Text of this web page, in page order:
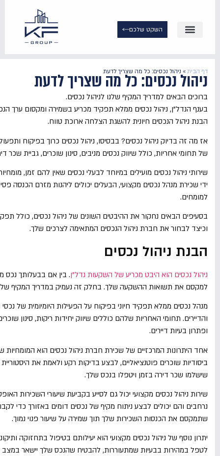
השקט שלכם
דף הבית» ניהול נכסים: כל מה שצריך לדעת
ניהול נכסים: כל מה שצריך לדעת
ברוכים הבאים למדריך המקיף שלנו לניהול נכסים.
בענף הנדל"ן, ניהול נכסים ממלא תפקיד מכריע בשמירה ומקסום ערך
הבנת ניהול הנכסים חיונית להשגת הצלחה ארוכת טווח.
אז מה זה בדיוק ניהול נכסים? בבסיסו, ניהול נכסים כרוך בפיקוח
של תחומי אחריות, כולל שיווק נכסים מניבים, סינון שוכרים, גביית
שירותי ניהול נכסים מועילים במיוחד לבעלי נכסים שאין להם זמן,
ידי שכירת מנהל נכסים מקצועי, הבעלים יכולים ליהנות מזרם הכנסה
למומחים.
בסעיפים הבאים נחקור את ההיבטים השונים של ניהול נכסים, כולל
וכיצד לבחור את חברת ניהול הנכסים המתאימה לצרכים שלך.
הבנת ניהול נכסים
ניהול נכסים הוא היבט מכריע של השקעות נדל"ן. בין אם בבעלותך נכס
למקסם את תשואות ההשקעה שלך. בחלק זה נעמיק במדריך המקיף של
מנהל נכסים ממלא תפקיד חיוני בפיקוח על הפעילות היומיומית של
והדיירים. תחומי האחריות שלהם כוללים שיווק יחידות ריקות, סינון
ופתרון בעיות דיירים.
אחד היתרונות המרכזיים של שכירת חברת ניהול נכסים הוא המומחיות
ביסודיות שוכרים פוטנציאליים, לבצע בדיקות רקע ולאמת את
שישלמו שכר דירה בזמן ויטפלו בנכס שלך.
שירות ניהול נכסים מקצועי יכול גם לסייע בקביעת שיעורי השכירות
נרחבים והם יכולים לבצע ניתוח מקיף של נכסים דומים באזורך כדי
שתמקסם את הכנסות השכירות שלך תוך שמירה על שיעור פנוי נמוך.
יתרון נוסף של ניהול נכסים מקצועי הוא יעילותם בטיפול בתחזוקה
לטפל במהירות בבעיות שמתעוררות, להבטיח שהנכס שלך יישאר במצב